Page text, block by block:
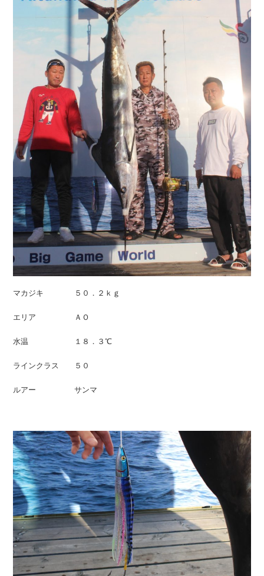
マカジキ ５０．２ｋｇ
エリア ＡＯ
水温 １８．３℃
ラインクラス ５０
ルアー サンマ